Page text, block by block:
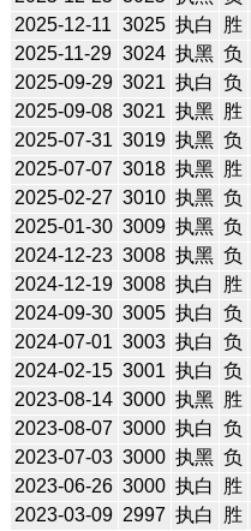
2025-12-11 3025 执白 胜
2025-11-29 3024 执黑 负
2025-09-29 3021 执白 负
2025-09-08 3021 执黑 胜
2025-07-31 3019 执黑 负
2025-07-07 3018 执黑 胜
2025-02-27 3010 执黑 负
2025-01-30 3009 执黑 负
2024-12-23 3008 执黑 负
2024-12-19 3008 执白 胜
2024-09-30 3005 执白 负
2024-07-01 3003 执白 负
2024-02-15 3001 执白 负
2023-08-14 3000 执黑 胜
2023-08-07 3000 执白 负
2023-07-03 3000 执黑 负
2023-06-26 3000 执白 胜
2023-03-09 2997 执白 胜